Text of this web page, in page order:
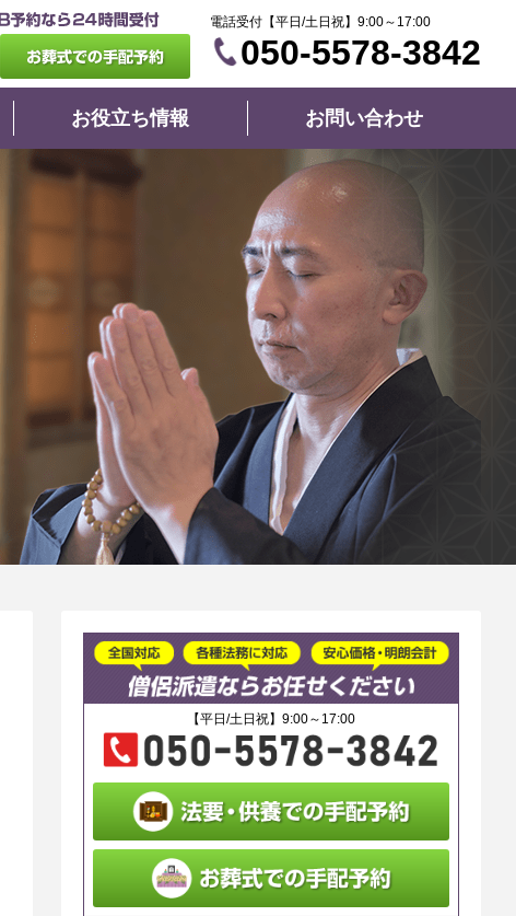
電話受付【平日/土日祝】9:00～17:00
050-5578-3842
お役立ち情報 お問い合わせ
【平日/土日祝】9:00～17:00